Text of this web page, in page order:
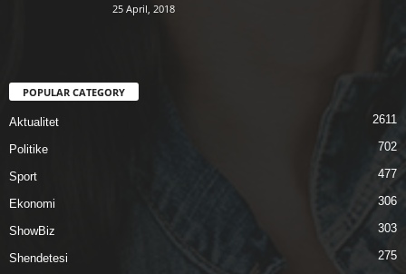
25 April, 2018
POPULAR CATEGORY
Aktualitet 2611
Politike 702
Sport 477
Ekonomi 306
ShowBiz 303
Shendetesi 275